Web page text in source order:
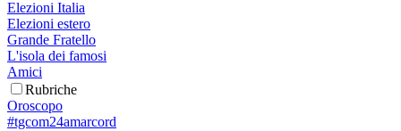
Elezioni Italia
Elezioni estero
Grande Fratello
L'isola dei famosi
Amici
Rubriche
Oroscopo
#tgcom24amarcord